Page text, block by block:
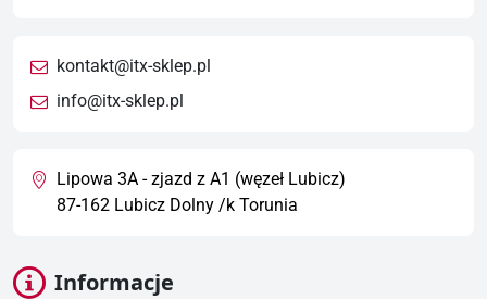
kontakt@itx-sklep.pl
info@itx-sklep.pl
Lipowa 3A - zjazd z A1 (węzeł Lubicz)
87-162 Lubicz Dolny /k Torunia
Informacje